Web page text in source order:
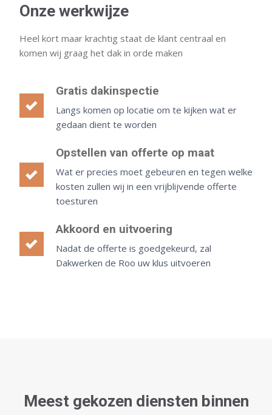
Onze werkwijze
Heel kort maar krachtig staat de klant centraal en
komen wij graag het dak in orde maken
Gratis dakinspectie
Langs komen op locatie om te kijken wat er
gedaan dient te worden
Opstellen van offerte op maat
Wat er precies moet gebeuren en tegen welke
kosten zullen wij in een vrijblijvende offerte
toesturen
Akkoord en uitvoering
Nadat de offerte is goedgekeurd, zal
Dakwerken de Roo uw klus uitvoeren
Meest gekozen diensten binnen